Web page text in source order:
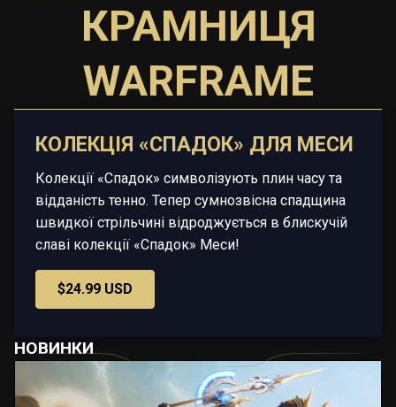
КРАМНИЦЯ
WARFRAME
КОЛЕКЦІЯ «СПАДОК» ДЛЯ МЕСИ
Колекції «Спадок» символізують плин часу та
відданість тенно. Тепер сумнозвісна спадщина
швидкої стрільчині відроджується в блискучій
славі колекції «Спадок» Меси!
$24.99 USD
НОВИНКИ